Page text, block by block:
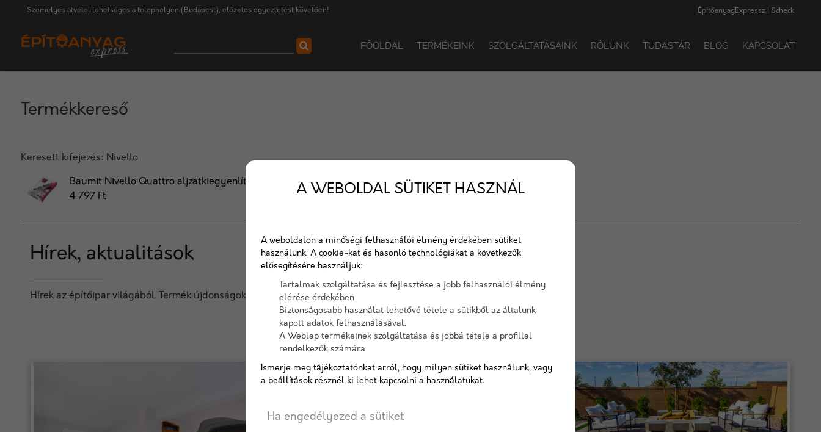
Személyes átvétel lehetséges a telephelyen (Budapest), előzetes egyeztetést követően! ÉpítőanyagExpressz | Scheck
FŐOLDAL TERMÉKEINK SZOLGÁLTATÁSAINK RÓLUNK TUDÁSTÁR BLOG KAPCSOLAT
Termékkereső
Keresett kifejezés: Nivello
Baumit Nivello Quattro aljzatkiegyenlítő 25 kg
4 797 Ft
Hírek, aktualitások
Hírek az építőipar világából. Termék újdonságok, technológiák, újítások. Megoldások, tippek és trükkök.
A WEBOLDAL SÜTIKET HASZNÁL
A weboldalon a minőségi felhasználói élmény érdekében sütiket
használunk. A cookie-kat és hasonló technológiákat a következők
elősegítésére használjuk:
Tartalmak szolgáltatása és fejlesztése a jobb felhasználói élmény
elérése érdekében
Biztonságosabb használat lehetővé tétele a sütikből az általunk
kapott adatok felhasználásával.
A Weblap termékeinek szolgáltatása és jobbá tétele a profillal
rendelkezők számára
Ismerje meg tájékoztatónkat arról, hogy milyen sütiket használunk, vagy
a beállítások résznél ki lehet kapcsolni a használatukat.
Ha engedélyezed a sütiket